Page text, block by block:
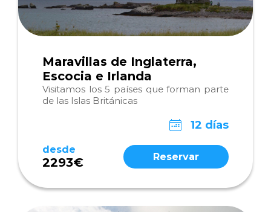
Maravillas de Inglaterra,
Escocia e Irlanda
Visitamos los 5 países que forman parte
de las Islas Británicas
12 días
desde
2293€ Reservar